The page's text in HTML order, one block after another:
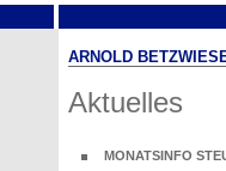
ARNOLD
Aktuelles
MONATSINFO